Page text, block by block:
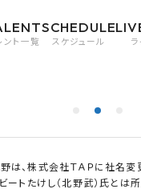
ント一覧
SCHEDULE
スケジュール
、株式会社ＴＡＰに社名変
トたけし（北野武）氏とは